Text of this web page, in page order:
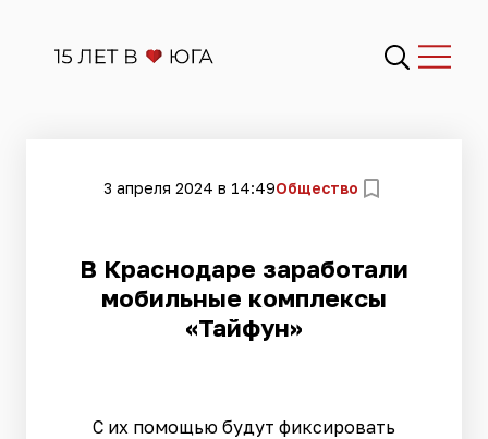
3 апреля 2024 в 14:49Общество
В Краснодаре заработали
мобильные комплексы
«Тайфун»
С их помощью будут фиксировать